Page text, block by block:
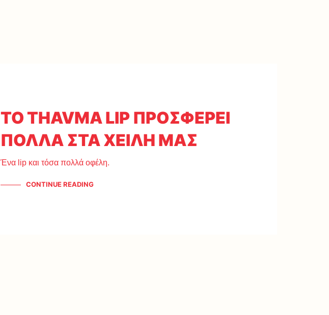
ΤΟ THAVMA LIP ΠΡΟΣΦΕΡΕΙ
ΠΟΛΛΑ ΣΤΑ ΧΕΙΛΗ ΜΑΣ
Ένα lip και τόσα πολλά οφέλη.
CONTINUE READING